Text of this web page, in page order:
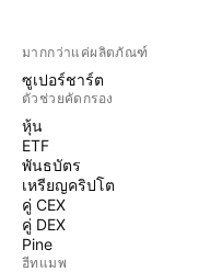
มากกว่าแค่ผลิตภัณฑ์
ซูเปอร์ชาร์ต
ตัวช่วยคัดกรอง
หุ้น
ETF
พันธบัตร
เหรียญคริปโต
คู่ CEX
คู่ DEX
Pine
ฮีทแมพ